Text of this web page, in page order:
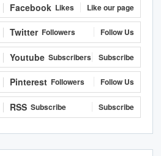
Facebook Likes Like our page
Twitter Followers Follow Us
Youtube Subscribers Subscribe
Pinterest Followers Follow Us
RSS Subscribe Subscribe